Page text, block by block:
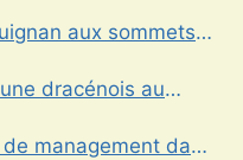
aux sommets
dracénois au
management dans